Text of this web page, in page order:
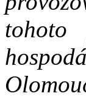
tohoto